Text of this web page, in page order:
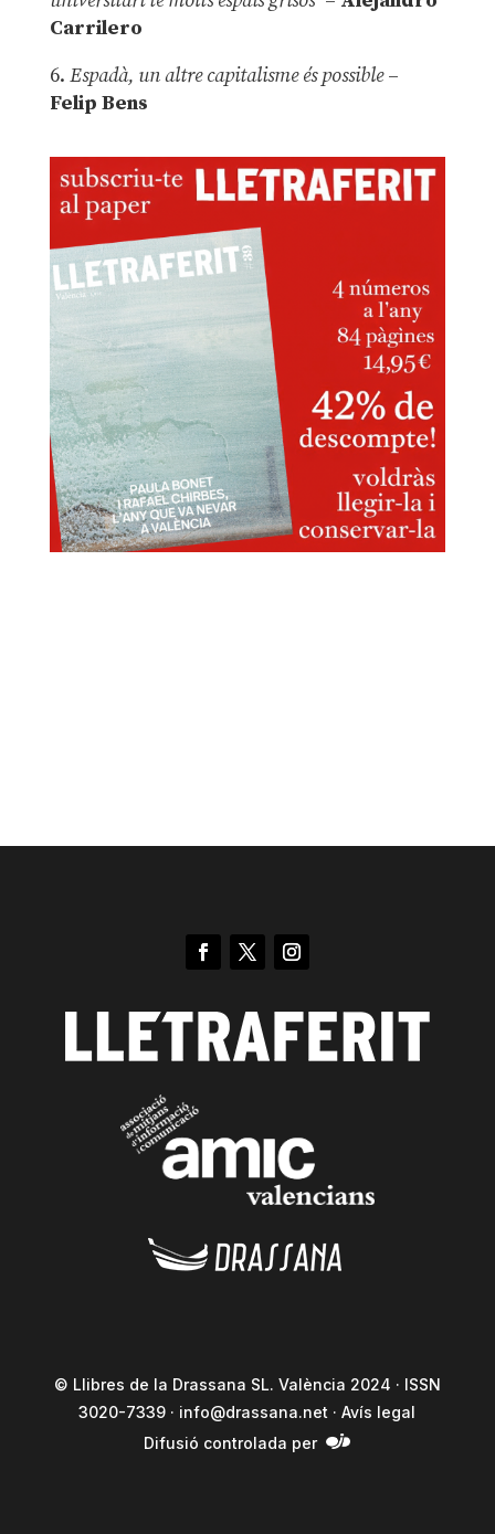
Carrilero
6. Espadà, un altre capitalisme és possible –
Felip Bens
© Llibres de la Drassana SL. València 2024 · ISSN
3020-7339 · info@drassana.net ·Avís legal
Difusió controlada per